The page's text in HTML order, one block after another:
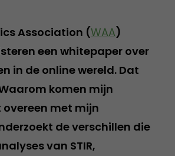
Association (WAA)
een whitepaper over
in de online wereld. Dat
komen mijn
overeen met mijn
de verschillen die
van STIR,